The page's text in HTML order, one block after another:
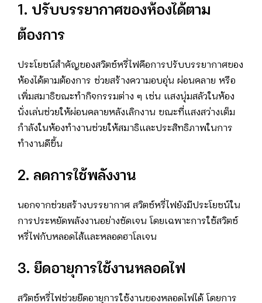
1. ปรับบรรยากาศของห้องได้ตาม
ต้องการ
ประโยชน์สำคัญของสวิตช์หรี่ไฟคือการปรับบรรยากาศของ
ห้องได้ตามต้องการ ช่วยสร้างความอบอุ่น ผ่อนคลาย หรือ
เพิ่มสมาธิขณะทำกิจกรรมต่าง ๆ เช่น แสงนุ่มสลัวในห้อง
นั่งเล่นช่วยให้ผ่อนคลายหลังเลิกงาน ขณะที่แสงสว่างเต็ม
กำลังในห้องทำงานช่วยให้สมาธิและประสิทธิภาพในการ
ทำงานดีขึ้น
2. ลดการใช้พลังงาน
นอกจากช่วยสร้างบรรยากาศ สวิตช์หรี่ไฟยังมีประโยชน์ใน
การประหยัดพลังงานอย่างชัดเจน โดยเฉพาะการใช้สวิตช์
หรี่ไฟกับหลอดไส้และหลอดฮาโลเจน
3. ยืดอายุการใช้งานหลอดไฟ
สวิตช์หรี่ไฟช่วยยืดอายุการใช้งานของหลอดไฟได้ โดยการ